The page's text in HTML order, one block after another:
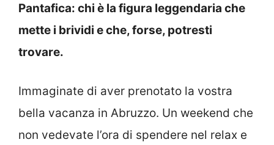
Pantafica: chi è la figura leggendaria che
mette i brividi e che, forse, potresti
trovare.
Immaginate di aver prenotato la vostra
bella vacanza in Abruzzo. Un weekend che
non vedevate l’ora di spendere nel relax e